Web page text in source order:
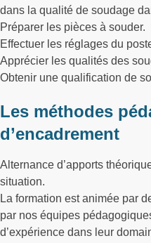
dans la qualité de soudage
Préparer les pièces à souder.
Effectuer les réglages du
Apprécier les qualités des
Obtenir une qualification de
Les méthodes
d’encadrement
Alternance d’apports
situation.
La formation est animée par
par nos équipes
d’expérience dans leur